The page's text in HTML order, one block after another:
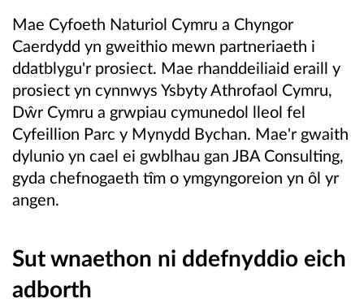
Mae Cyfoeth Naturiol Cymru a Chyngor
Caerdydd yn gweithio mewn partneriaeth i
ddatblygu'r prosiect. Mae rhanddeiliaid eraill y
prosiect yn cynnwys Ysbyty Athrofaol Cymru,
Dŵr Cymru a grwpiau cymunedol lleol fel
Cyfeillion Parc y Mynydd Bychan. Mae'r gwaith
dylunio yn cael ei gwblhau gan JBA Consulting,
gyda chefnogaeth tîm o ymgyngoreion yn ôl yr
angen.
Sut wnaethon ni ddefnyddio eich
adborth